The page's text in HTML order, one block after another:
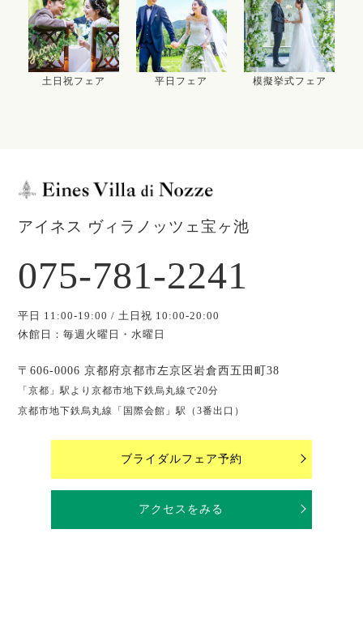
土日祝フェア 平日フェア 模擬挙式フェア
アイネス ヴィラノッツェ宝ヶ池
075-781-2241
平日 11:00-19:00 / 土日祝 10:00-20:00
休館日：毎週火曜日・水曜日
〒606-0006 京都府京都市左京区岩倉西五田町38
「京都」駅より京都市地下鉄烏丸線で20分
京都市地下鉄烏丸線「国際会館」駅（3番出口）
ブライダルフェア予約
アクセスをみる